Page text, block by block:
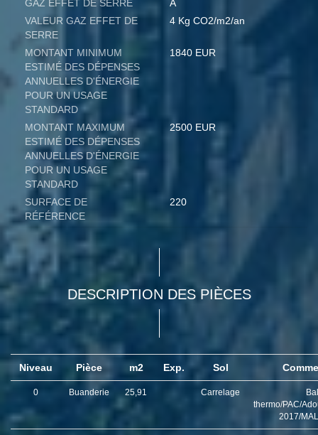
GAZ EFFET DE SERRE
A
VALEUR GAZ EFFET DE
SERRE
4 Kg CO2/m2/an
MONTANT MINIMUM
ESTIMÉ DES DÉPENSES
ANNUELLES D'ÉNERGIE
POUR UN USAGE
STANDARD
1840 EUR
MONTANT MAXIMUM
ESTIMÉ DES DÉPENSES
ANNUELLES D'ÉNERGIE
POUR UN USAGE
STANDARD
2500 EUR
SURFACE DE
RÉFÉRENCE
220
DESCRIPTION DES PIÈCES
Niveau Pièce m2 Exp. Sol
0 Buanderie 25,91 Carrelage
thermo/PAC/
2017/